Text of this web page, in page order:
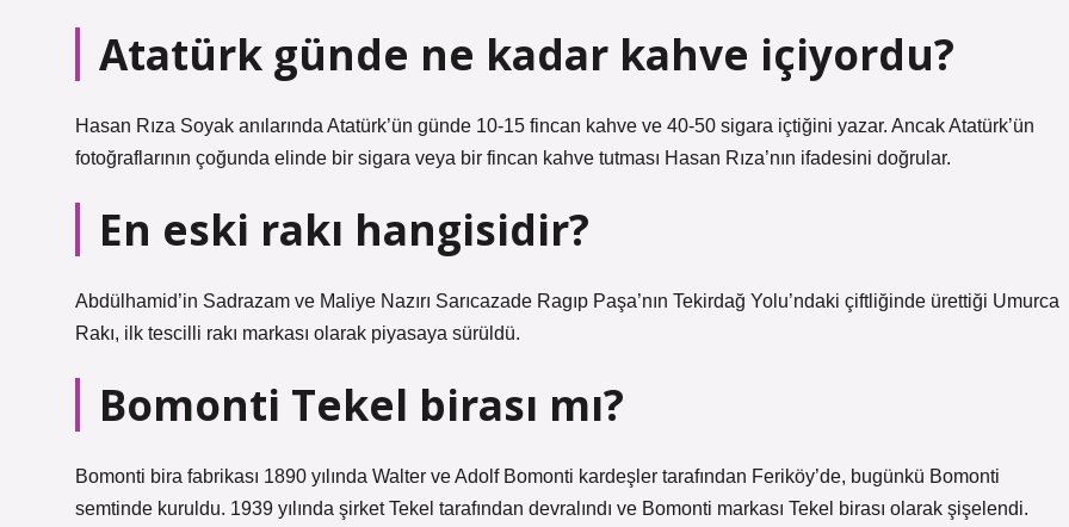
Atatürk günde ne kadar kahve içiyordu?
Hasan Rıza Soyak anılarında Atatürk’ün günde 10-15 fincan kahve ve 40-50 sigara içtiğini yazar. Ancak Atatürk’ün
fotoğraflarının çoğunda elinde bir sigara veya bir fincan kahve tutması Hasan Rıza’nın ifadesini doğrular.
En eski rakı hangisidir?
Abdülhamid’in Sadrazam ve Maliye Nazırı Sarıcazade Ragıp Paşa’nın Tekirdağ Yolu’ndaki çiftliğinde ürettiği Umurca
Rakı, ilk tescilli rakı markası olarak piyasaya sürüldü.
Bomonti Tekel birası mı?
Bomonti bira fabrikası 1890 yılında Walter ve Adolf Bomonti kardeşler tarafından Feriköy’de, bugünkü Bomonti
semtinde kuruldu. 1939 yılında şirket Tekel tarafından devralındı ​​ve Bomonti markası Tekel birası olarak şişelendi.